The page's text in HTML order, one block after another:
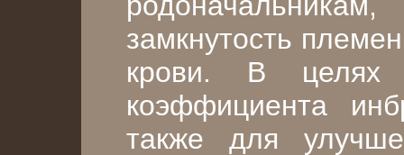
замкнутость
крови. В целях
коэффициента
также для